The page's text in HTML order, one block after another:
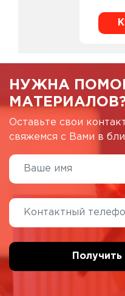
НУЖНА
Оставьте свои
свяжемся с Вами в